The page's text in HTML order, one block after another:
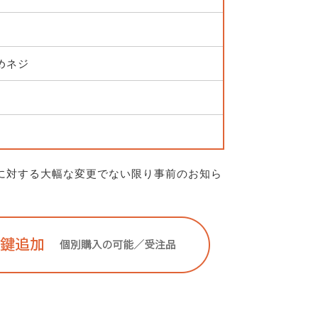
ネジ
する大幅な変更でない限り事前のお知ら